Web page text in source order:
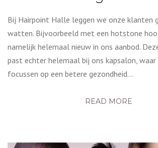
Bij Hairpoint Halle leggen we onze klanten
watten. Bijvoorbeeld met een hotstone
namelijk helemaal nieuw in ons aanbod.
past echter helemaal bij ons kapsalon, waar
focussen op een betere gezondheid…
READ MORE